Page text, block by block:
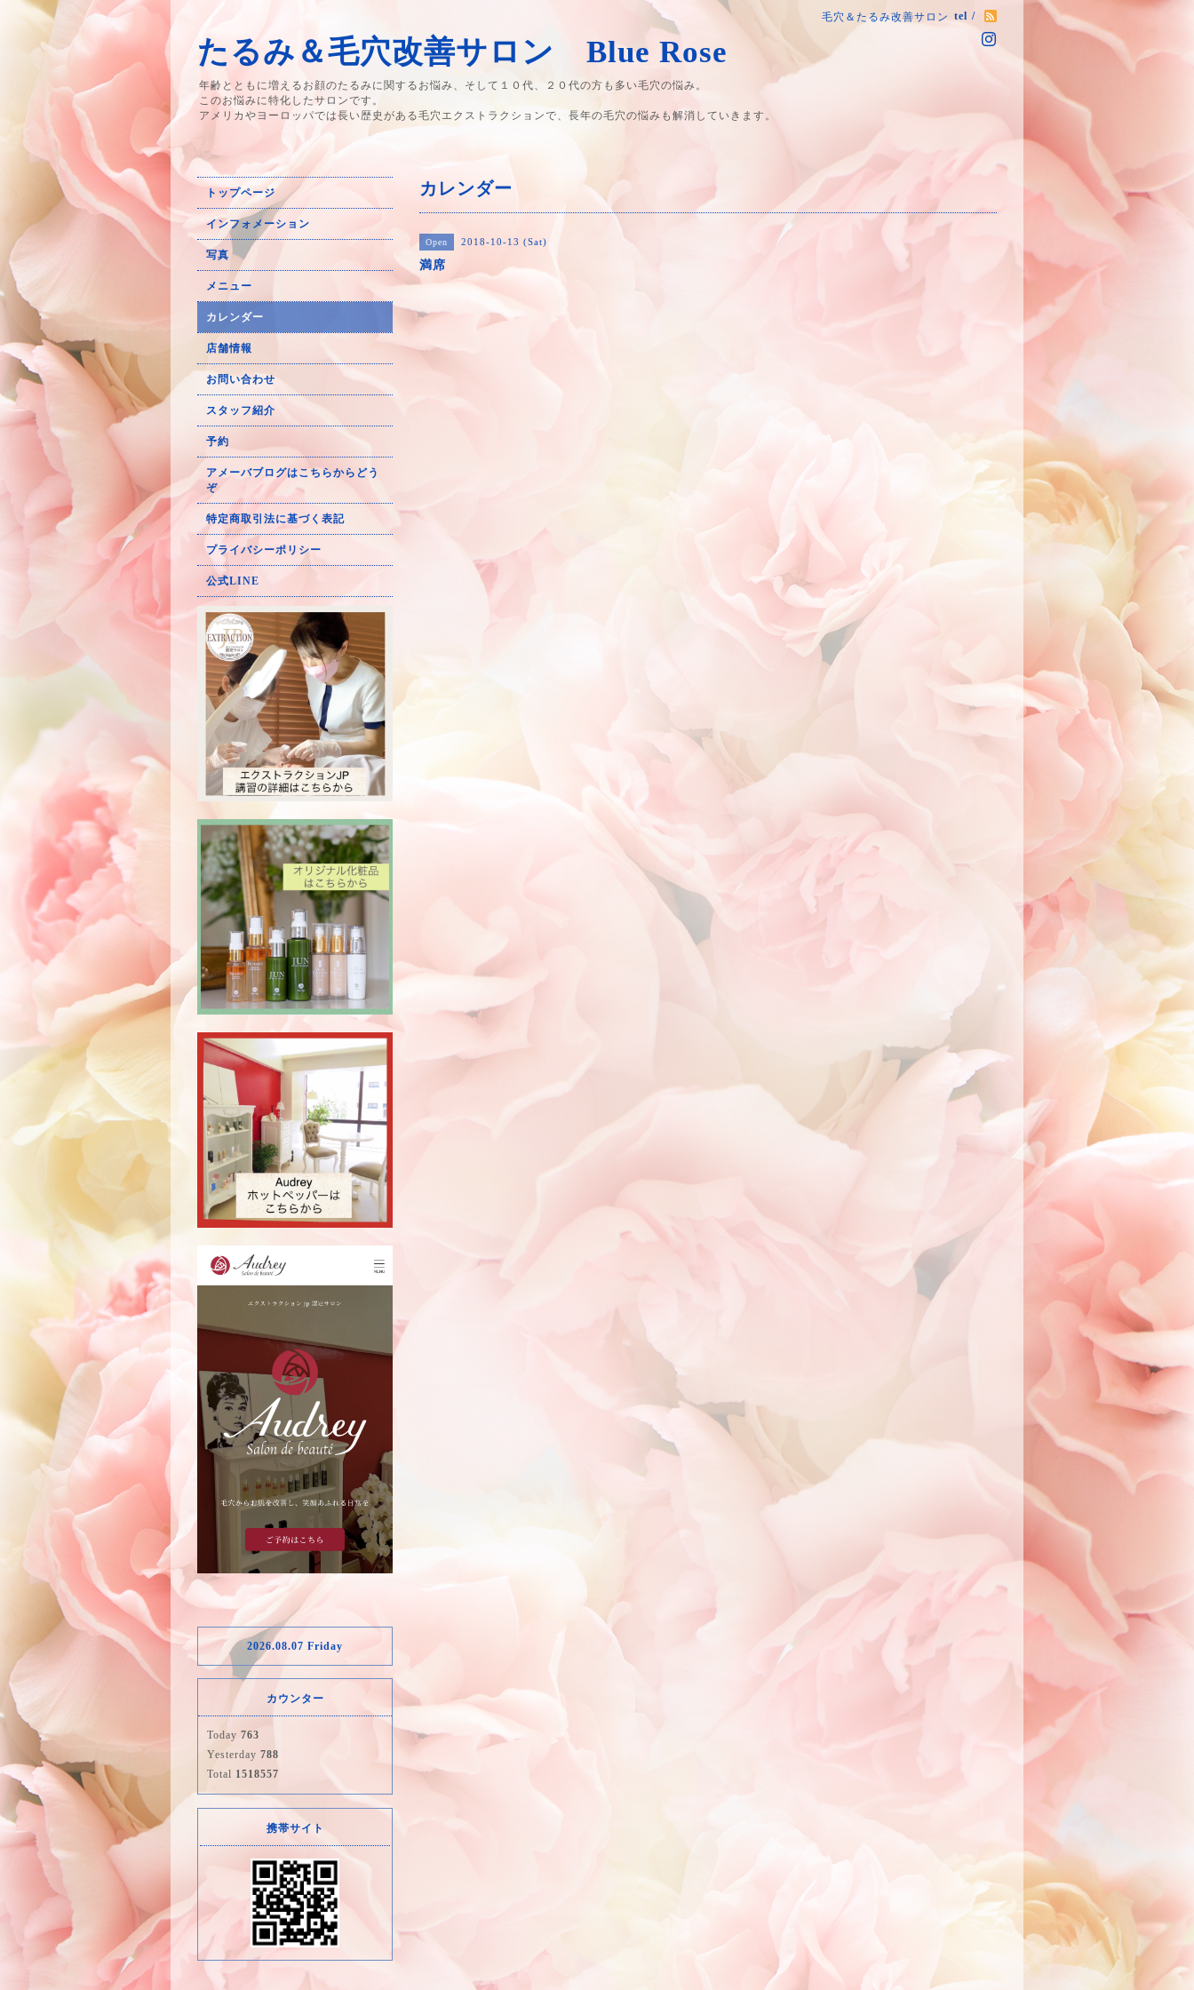
毛穴＆たるみ改善サロン tel /
たるみ＆毛穴改善サロン Blue Rose
年齢とともに増えるお顔のたるみに関するお悩み、そして１０代、２０代の方も多い毛穴の悩み。
このお悩みに特化したサロンです。
アメリカやヨーロッパでは長い歴史がある毛穴エクストラクションで、長年の毛穴の悩みも解消していきます。
カレンダー
Open 2018-10-13 (Sat)
満席
トップページ
インフォメーション
写真
メニュー
カレンダー
店舗情報
お問い合わせ
スタッフ紹介
予約
アメーバブログはこちらからどう
ぞ
特定商取引法に基づく表記
プライバシーポリシー
公式LINE
2026.08.07 Friday
カウンター
Today 763
Yesterday 788
Total 1518557
携帯サイト